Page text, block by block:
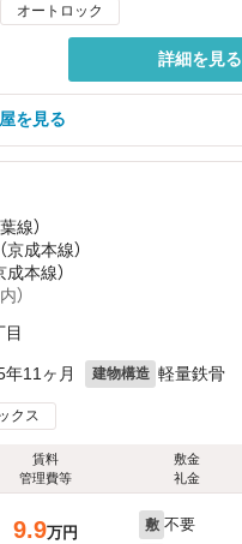
オートロック
詳細を見る
を見る
線）
京成本線）
成本線）
）
目
年11ヶ月 建物構造 軽量鉄骨
クス
賃料
管理費等
敷金
礼金
9.9万円
敷 不要